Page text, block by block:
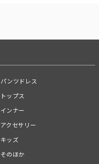
パンツドレス
トップス
インナー
アクセサリー
キッズ
そのほか